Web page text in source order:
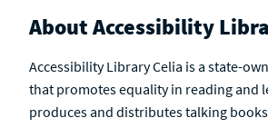
About Accessibility
Accessibility Library Celia is a state-
that promotes equality in reading and
produces and distributes talking